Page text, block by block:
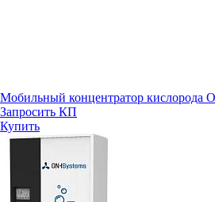
Мобильный концентратор кислорода
Запросить КП
Купить